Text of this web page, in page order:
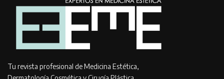
Tu revista profesional de Medicina Estética,